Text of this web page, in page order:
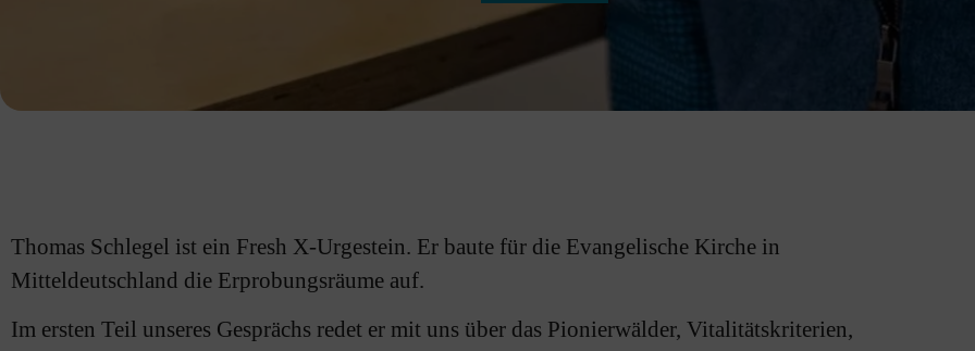
Thomas Schlegel ist ein Fresh X-Urgestein. Er baute für die Evangelische Kirche in
Mitteldeutschland die Erprobungsräume auf.
Im ersten Teil unseres Gesprächs redet er mit uns über das Pionierwälder, Vitalitätskriterien,